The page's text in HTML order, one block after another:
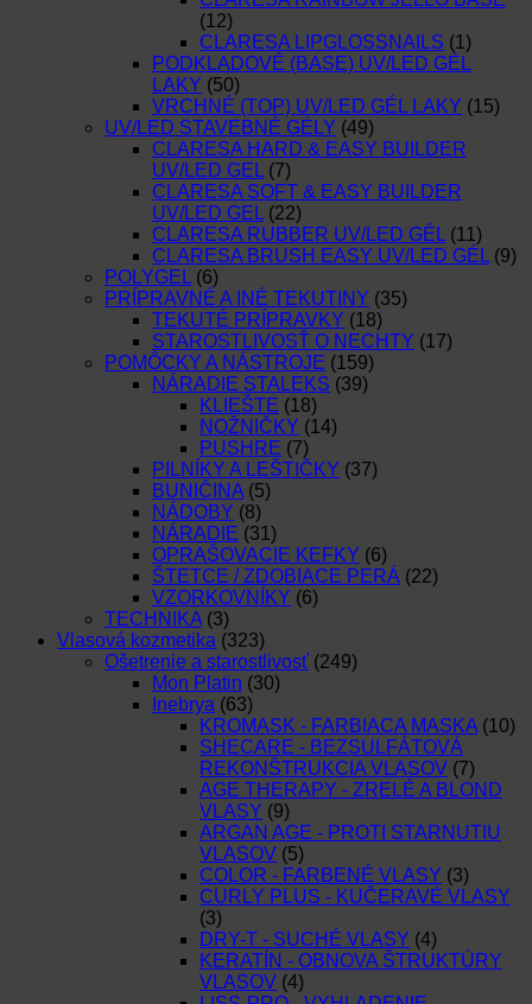
(12)
CLARESA LIPGLOSSNAILS (1)
PODKLADOVÉ (BASE) UV/LED GÉL
LAKY (50)
VRCHNÉ (TOP) UV/LED GÉL LAKY (15)
UV/LED STAVEBNÉ GÉLY (49)
CLARESA HARD & EASY BUILDER
UV/LED GEL (7)
CLARESA SOFT & EASY BUILDER
UV/LED GEL (22)
CLARESA RUBBER UV/LED GÉL (11)
CLARESA BRUSH EASY UV/LED GÉL (9)
POLYGEL (6)
PRÍPRAVNÉ A INÉ TEKUTINY (35)
TEKUTÉ PRÍPRAVKY (18)
STAROSTLIVOSŤ O NECHTY (17)
POMÔCKY A NÁSTROJE (159)
NÁRADIE STALEKS (39)
KLIEŠTE (18)
NOŽNIČKY (14)
PUSHRE (7)
PILNÍKY A LEŠTIČKY (37)
BUNIČINA (5)
NÁDOBY (8)
NÁRADIE (31)
OPRAŠOVACIE KEFKY (6)
ŠTETCE / ZDOBIACE PERÁ (22)
VZORKOVNÍKY (6)
TECHNIKA (3)
Vlasová kozmetika (323)
Ošetrenie a starostlivosť (249)
Mon Platin (30)
Inebrya (63)
KROMASK - FARBIACA MASKA (10)
SHECARE - BEZSULFÁTOVÁ
REKONŠTRUKCIA VLASOV (7)
AGE THERAPY - ZRELÉ A BLOND
VLASY (9)
ARGAN AGE - PROTI STARNUTIU
VLASOV (5)
COLOR - FARBENÉ VLASY (3)
CURLY PLUS - KUČERAVÉ VLASY
(3)
DRY-T - SUCHÉ VLASY (4)
KERATÍN - OBNOVA ŠTRUKTÚRY
VLASOV (4)